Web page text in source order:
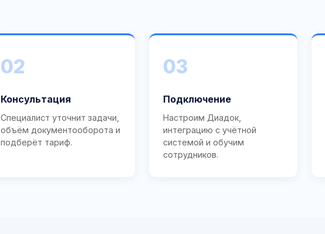
02
Консультация
Специалист уточнит задачи,
объём документооборота и
подберёт тариф.
03
Подключение
Настроим Диадок,
интеграцию с учётной
системой и обучим
сотрудников.